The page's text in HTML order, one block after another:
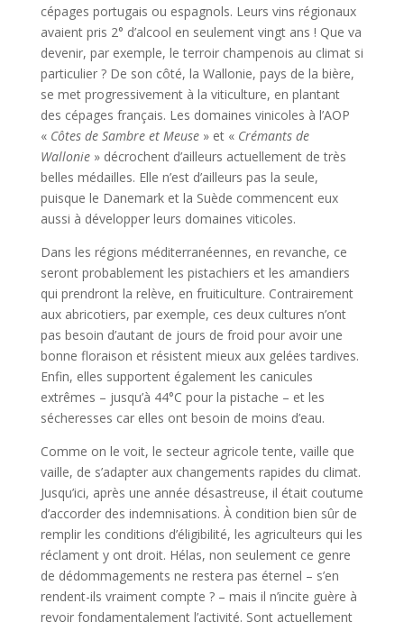
cépages portugais ou espagnols. Leurs vins régionaux
avaient pris 2° d’alcool en seulement vingt ans ! Que va
devenir, par exemple, le terroir champenois au climat si
particulier ? De son côté, la Wallonie, pays de la bière,
se met progressivement à la viticulture, en plantant
des cépages français. Les domaines vinicoles à l’AOP
« Côtes de Sambre et Meuse» et « Crémants de
Wallonie» décrochent d’ailleurs actuellement de très
belles médailles. Elle n’est d’ailleurs pas la seule,
puisque le Danemark et la Suède commencent eux
aussi à développer leurs domaines viticoles.
Dans les régions méditerranéennes, en revanche, ce
seront probablement les pistachiers et les amandiers
qui prendront la relève, en fruiticulture. Contrairement
aux abricotiers, par exemple, ces deux cultures n’ont
pas besoin d’autant de jours de froid pour avoir une
bonne floraison et résistent mieux aux gelées tardives.
Enfin, elles supportent également les canicules
extrêmes – jusqu’à 44°C pour la pistache – et les
sécheresses car elles ont besoin de moins d’eau.
Comme on le voit, le secteur agricole tente, vaille que
vaille, de s’adapter aux changements rapides du climat.
Jusqu’ici, après une année désastreuse, il était coutume
d’accorder des indemnisations. À condition bien sûr de
remplir les conditions d’éligibilité, les agriculteurs qui les
réclament y ont droit. Hélas, non seulement ce genre
de dédommagements ne restera pas éternel – s’en
rendent-ils vraiment compte ? – mais il n’incite guère à
revoir fondamentalement l’activité. Sont actuellement